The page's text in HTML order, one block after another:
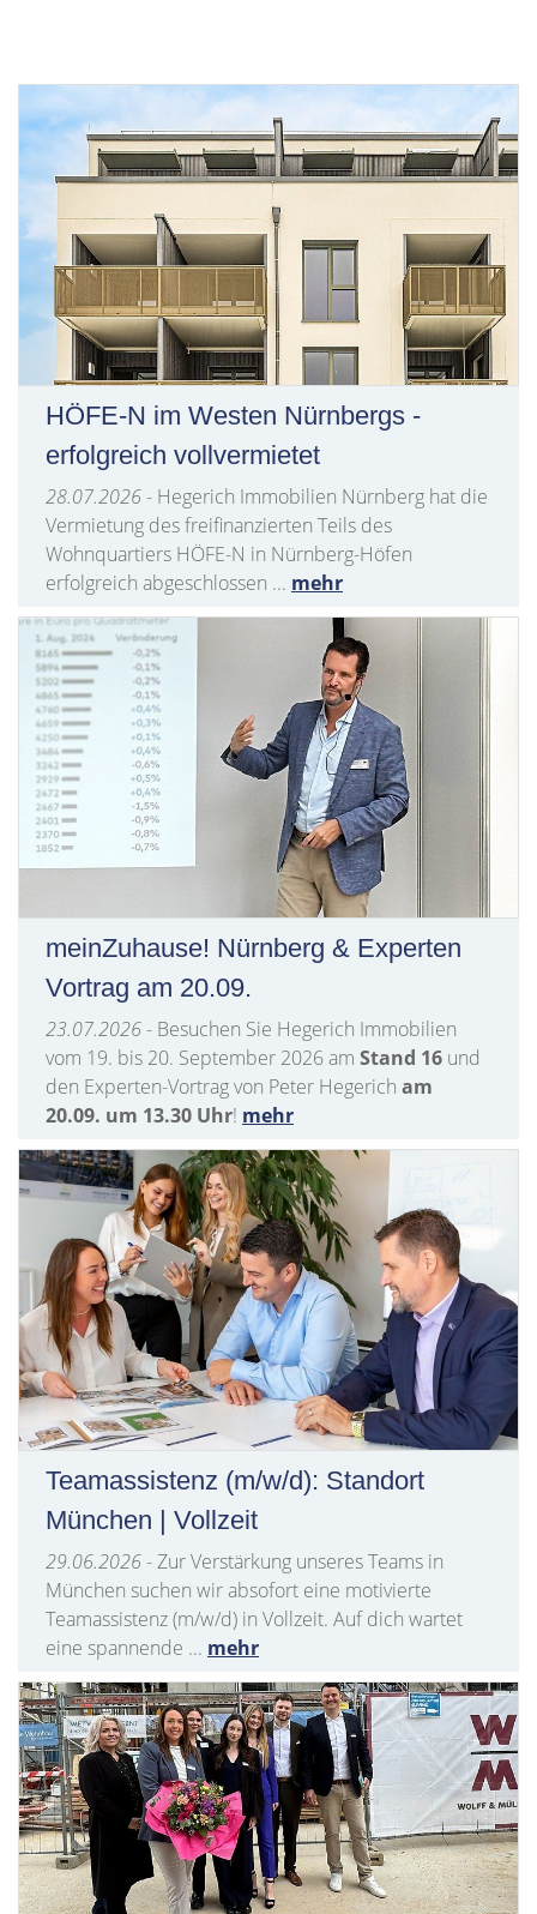
HÖFE-N im Westen Nürnbergs -
erfolgreich vollvermietet
28.07.2026- Hegerich Immobilien Nürnberg hat die
Vermietung des freifinanzierten Teils des
Wohnquartiers HÖFE-N in Nürnberg-Höfen
erfolgreich abgeschlossen ... mehr
meinZuhause! Nürnberg & Experten
Vortrag am 20.09.
23.07.2026- Besuchen Sie Hegerich Immobilien
vom 19. bis 20. September 2026 am Stand 16 und
den Experten-Vortrag von Peter Hegerich am
20.09. um 13.30 Uhr! mehr
Teamassistenz (m/w/d): Standort
München | Vollzeit
29.06.2026- Zur Verstärkung unseres Teams in
München suchen wir absofort eine motivierte
Teamassistenz (m/w/d) in Vollzeit. Auf dich wartet
eine spannende ... mehr